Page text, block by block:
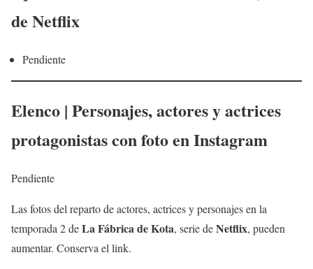
de Netflix
Pendiente
Elenco | Personajes, actores y actrices
protagonistas con foto en Instagram
Pendiente
Las fotos del reparto de actores, actrices y personajes en la
temporada 2 deLa Fábrica de Kota, serie deNetflix, pueden
aumentar. Conserva el link.